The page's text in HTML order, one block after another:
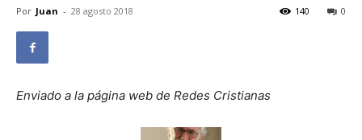
Por Juan - 28 agosto 2018 0
140
Enviado a la página web de Redes Cristianas